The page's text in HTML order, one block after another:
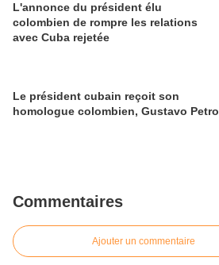
L'annonce du président élu
colombien de rompre les relations
avec Cuba rejetée
Le président cubain reçoit son
homologue colombien, Gustavo Petro
Commentaires
Ajouter un commentaire